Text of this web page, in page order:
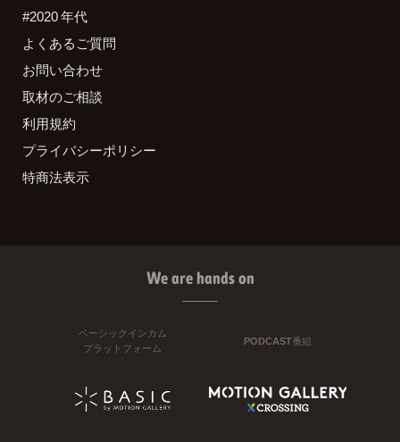
#2020 年代
よくあるご質問
お問い合わせ
取材のご相談
利用規約
プライバシーポリシー
特商法表示
We are hands on
ベーシックインカム
プラットフォーム
PODCAST番組